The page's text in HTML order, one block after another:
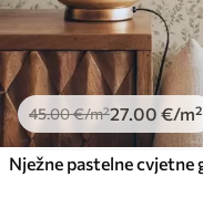
45.00€/m²27.00 €/m²